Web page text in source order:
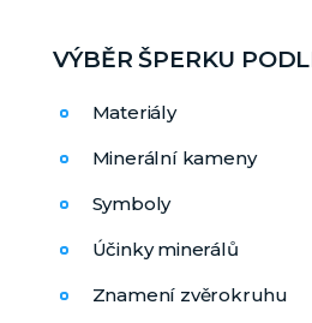
VÝBĚR ŠPERKU
Materiály
Minerální kameny
Symboly
Účinky minerálů
Znamení zvěrokruhu